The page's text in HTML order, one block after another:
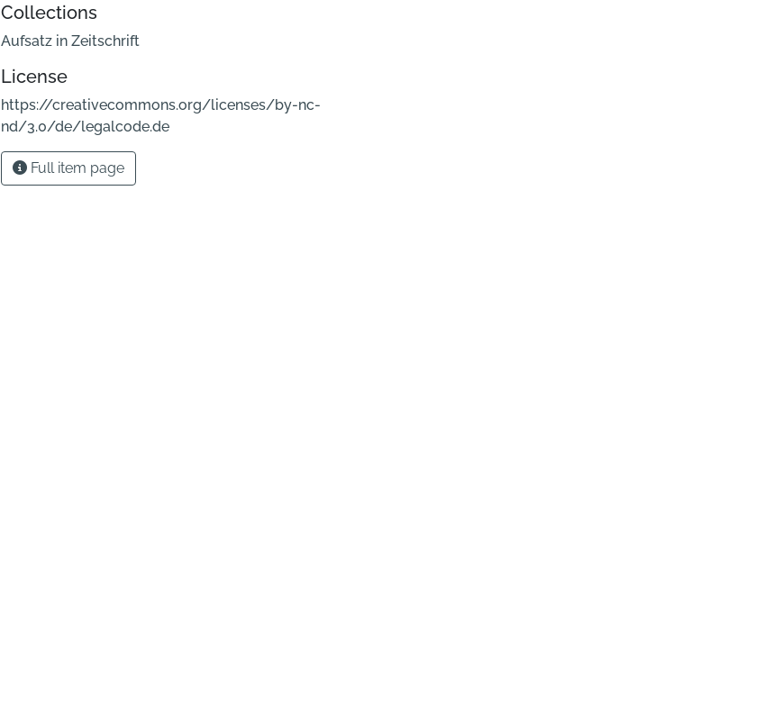
Collections
Aufsatz in Zeitschrift
License
https://creativecommons.org/licenses/by-nc-
nd/3.0/de/legalcode.de
Full item page